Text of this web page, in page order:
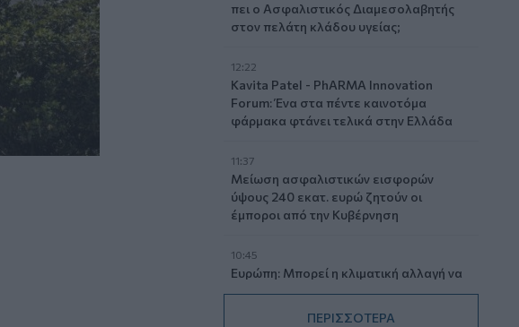
πει ο Ασφαλιστικός Διαμεσολαβητής
στον πελάτη κλάδου υγείας;
12:22
Kavita Patel - PhARMA Innovation
Forum: Ένα στα πέντε καινοτόμα
φάρμακα φτάνει τελικά στην Ελλάδα
11:37
Μείωση ασφαλιστικών εισφορών
ύψους 240 εκατ. ευρώ ζητούν οι
έμποροι από την Κυβέρνηση
10:45
Ευρώπη: Μπορεί η κλιματική αλλαγή να
οδηγήσει σε ενεργειακή κρίση;
ΠΕΡΙΣΣΟΤΕΡΑ